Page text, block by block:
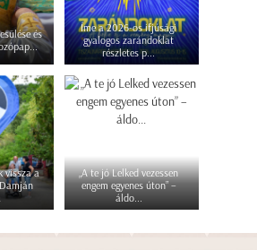
és
Íme a 2026-os ifjúsági
gyalogos zarándoklat
részletes p...
vissza a
„A te jó Lelked vezessen
engem egyenes úton” –
áldo...